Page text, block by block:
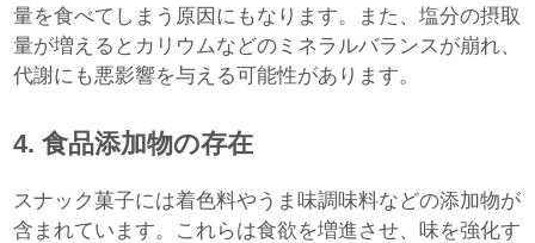
量を食べてしまう原因にもなります。また、塩分の摂取
量が増えるとカリウムなどのミネラルバランスが崩れ、
代謝にも悪影響を与える可能性があります。
4. 食品添加物の存在
スナック菓子には着色料やうま味調味料などの添加物が
含まれています。これらは食欲を増進させ、味を強化す